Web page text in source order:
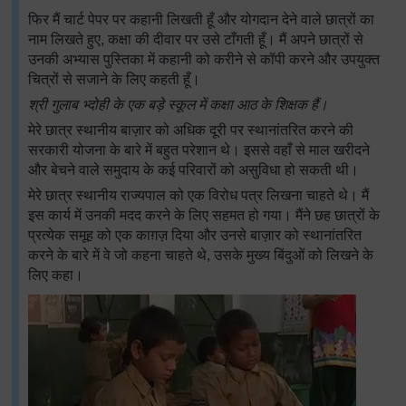
फिर मैं चार्ट पेपर पर कहानी लिखती हूँ और योगदान देने वाले छात्रों का
नाम लिखते हुए, कक्षा की दीवार पर उसे टाँगती हूँ। मैं अपने छात्रों से
उनकी अभ्यास पुस्तिका में कहानी को करीने से कॉपी करने और उपयुक्त
चित्रों से सजाने के लिए कहती हूँ।
श्री गुलाब भ्दोही के एक बड़े स्कूल में कक्षा आठ के शिक्षक हैं।
मेरे छात्र स्थानीय बाज़ार को अधिक दूरी पर स्थानांतरित करने की
सरकारी योजना के बारे में बहुत परेशान थे। इससे वहाँ से माल खरीदने
और बेचने वाले समुदाय के कई परिवारों को असुविधा हो सकती थी।
मेरे छात्र स्थानीय राज्यपाल को एक विरोध पत्र लिखना चाहते थे। मैं
इस कार्य में उनकी मदद करने के लिए सहमत हो गया। मैंने छह छात्रों के
प्रत्येक समूह को एक काग़ज़ दिया और उनसे बाज़ार को स्थानांतरित
करने के बारे में वे जो कहना चाहते थे, उसके मुख्य बिंदुओं को लिखने के
लिए कहा।